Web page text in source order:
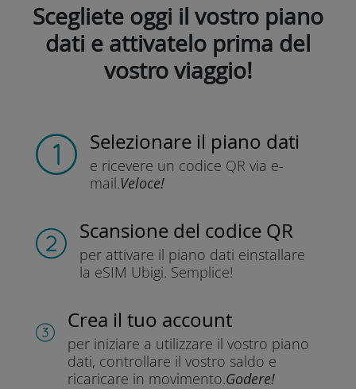
Scegliete oggi il vostro piano
dati e attivatelo prima del
vostro viaggio!
Selezionare il piano dati
e ricevere un codice QR via e-
mail.Veloce!
Scansione del codice QR
per attivare il piano dati einstallare
la eSIM Ubigi. Semplice!
Crea il tuo account
per iniziare a utilizzare il vostro piano
dati, controllare il vostro saldo e
ricaricare in movimento.Godere!